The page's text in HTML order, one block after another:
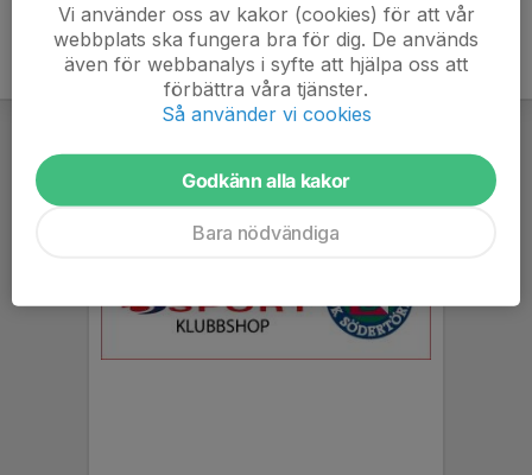
Vi använder oss av kakor (cookies) för att vår
webbplats ska fungera bra för dig. De används
även för webbanalys i syfte att hjälpa oss att
förbättra våra tjänster.
Så använder vi cookies
Godkänn alla kakor
Bara nödvändiga